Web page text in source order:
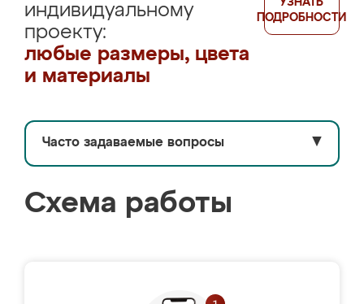
индивидуальному
проекту:
любые размеры, цвета
и материалы
УЗНАТЬ
ПОДРОБНОСТИ
Часто задаваемые вопросы ▼
Схема работы